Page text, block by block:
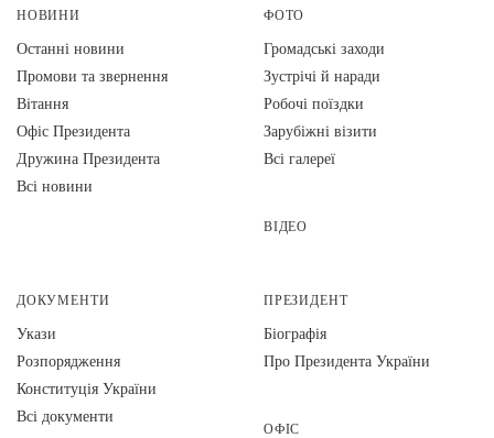
НОВИНИ
Останні новини
Промови та звернення
Вiтання
Офіс Президента
Дружина Президента
Всі новини
ФОТО
Громадські заходи
Зустрічі й наради
Робочі поїздки
Зарубіжні візити
Всі галереї
ВІДЕО
ДОКУМЕНТИ
Укази
Розпорядження
Конституція України
Всі документи
ПРЕЗИДЕНТ
Біографія
Про Президента України
ОФІС